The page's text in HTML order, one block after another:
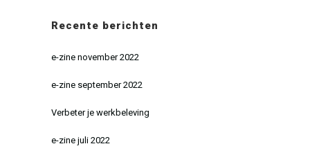
Recente berichten
e-zine november 2022
e-zine september 2022
Verbeter je werkbeleving
e-zine juli 2022